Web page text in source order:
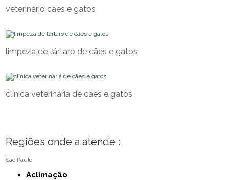
veterinário cães e gatos
limpeza de tártaro de cães e gatos
clínica veterinária de cães e gatos
Regiões onde a atende :
São Paulo
Aclimação